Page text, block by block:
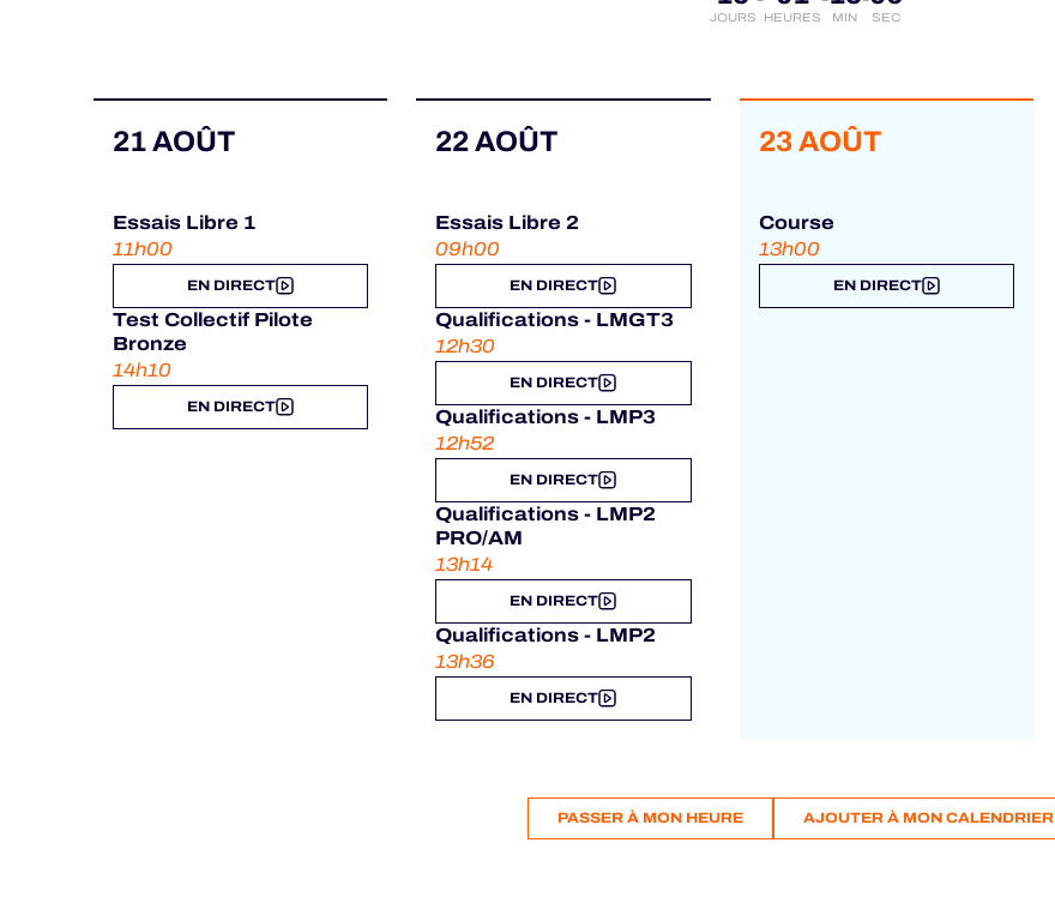
JOURS HEURES MIN SEC
21 AOÛT
Essais Libre 1
11h00
EN DIRECT
Test Collectif Pilote
Bronze
14h10
EN DIRECT
22 AOÛT
Essais Libre 2
09h00
EN DIRECT
Qualifications - LMGT3
12h30
EN DIRECT
Qualifications - LMP3
12h52
EN DIRECT
Qualifications - LMP2
PRO/AM
13h14
EN DIRECT
Qualifications - LMP2
13h36
EN DIRECT
23 AOÛT
Course
13h00
EN DIRECT
PASSER À MON HEURE AJOUTER À MON CALENDRIER